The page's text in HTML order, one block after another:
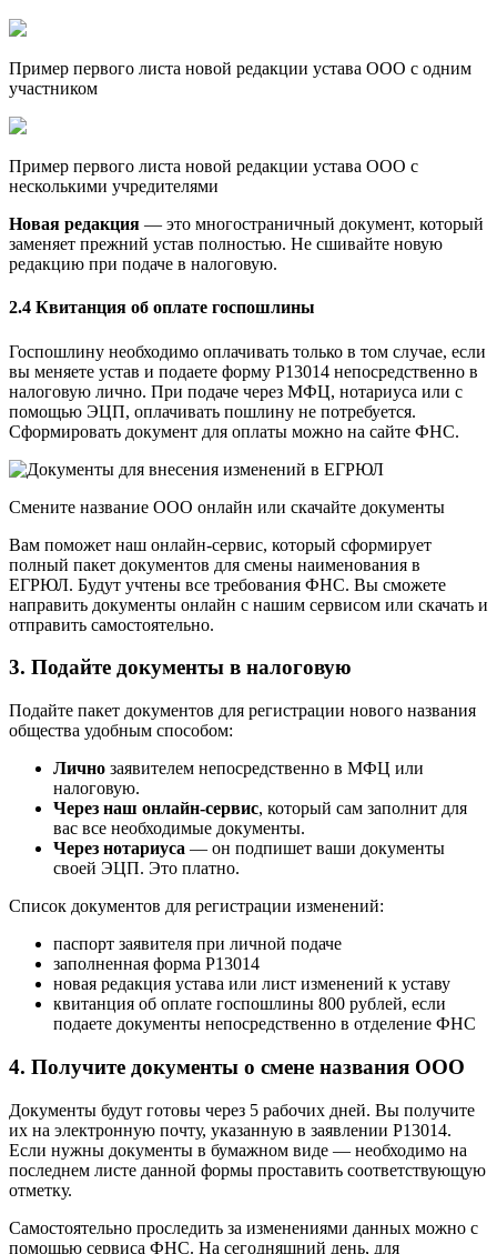
Пример первого листа новой редакции устава ООО с одним
участником
Пример первого листа новой редакции устава ООО с
несколькими учредителями
Новая редакция — это многостраничный документ, который
заменяет прежний устав полностью. Не сшивайте новую
редакцию при подаче в налоговую.
2.4 Квитанция об оплате госпошлины
Госпошлину необходимо оплачивать только в том случае, если
вы меняете устав и подаете форму Р13014 непосредственно в
налоговую лично. При подаче через МФЦ, нотариуса или с
помощью ЭЦП, оплачивать пошлину не потребуется.
Сформировать документ для оплаты можно на сайте ФНС.
Смените название ООО онлайн или скачайте документы
Вам поможет наш онлайн-сервис, который сформирует
полный пакет документов для смены наименования в
ЕГРЮЛ. Будут учтены все требования ФНС. Вы сможете
направить документы онлайн с нашим сервисом или скачать и
отправить самостоятельно.
3. Подайте документы в налоговую
Подайте пакет документов для регистрации нового названия
общества удобным способом:
Лично заявителем непосредственно в МФЦ или
налоговую.
Через наш онлайн-сервис, который сам заполнит для
вас все необходимые документы.
Через нотариуса — он подпишет ваши документы
своей ЭЦП. Это платно.
Список документов для регистрации изменений:
паспорт заявителя при личной подаче
заполненная форма Р13014
новая редакция устава или лист изменений к уставу
квитанция об оплате госпошлины 800 рублей, если
подаете документы непосредственно в отделение ФНС
4. Получите документы о смене названия ООО
Документы будут готовы через 5 рабочих дней. Вы получите
их на электронную почту, указанную в заявлении Р13014.
Если нужны документы в бумажном виде — необходимо на
последнем листе данной формы проставить соответствующую
отметку.
Самостоятельно проследить за изменениями данных можно с
помощью сервиса ФНС. На сегодняшний день, для